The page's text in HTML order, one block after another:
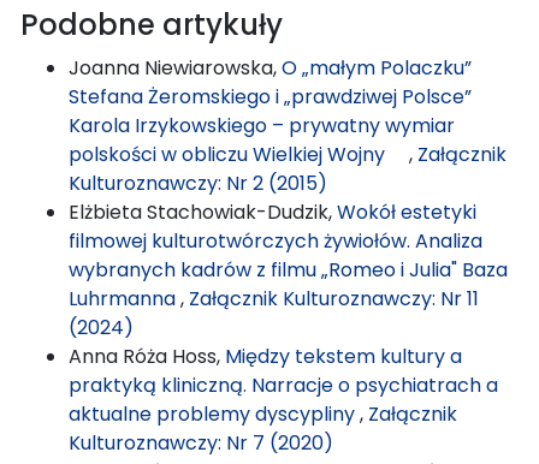
Podobne artykuły
Joanna Niewiarowska,O „małym Polaczku”
Stefana Żeromskiego i „prawdziwej Polsce”
Karola Irzykowskiego – prywatny wymiar
polskości w obliczu Wielkiej Wojny , Załącznik
Kulturoznawczy: Nr 2 (2015)
Elżbieta Stachowiak-Dudzik,Wokół estetyki
filmowej kulturotwórczych żywiołów. Analiza
wybranych kadrów z filmu „Romeo i Julia" Baza
Luhrmanna, Załącznik Kulturoznawczy: Nr 11
(2024)
Anna Róża Hoss, Między tekstem kultury a
praktyką kliniczną. Narracje o psychiatrach a
aktualne problemy dyscypliny, Załącznik
Kulturoznawczy: Nr 7 (2020)